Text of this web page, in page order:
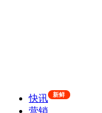
快讯 新鲜
营销